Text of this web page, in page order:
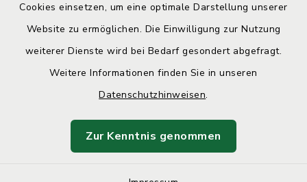
Cookies einsetzen, um eine optimale Darstellung unserer
Website zu ermöglichen. Die Einwilligung zur Nutzung
weiterer Dienste wird bei Bedarf gesondert abgefragt.
Weitere Informationen finden Sie in unseren
Datenschutzhinweisen.
Zur Kenntnis genommen
Kontakt
Barrierefreiheit
Datenschutz
Impressum
Sitemap